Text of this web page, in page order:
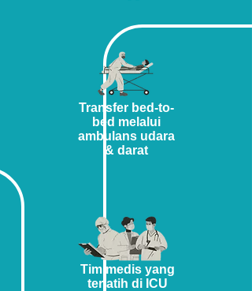
Transfer bed-to-
bed melalui
ambulans udara
& darat
Tim medis yang
terlatih di ICU